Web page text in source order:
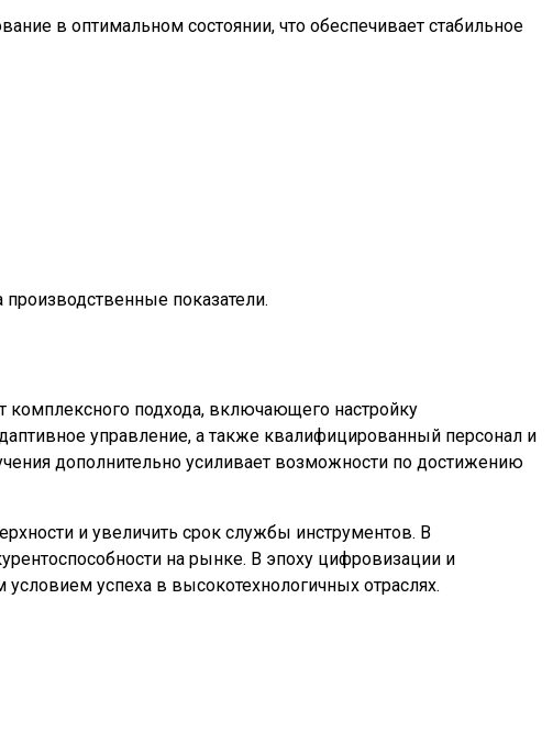
в оптимальном состоянии, что обеспечивает стабильное
показатели.
подхода, включающего настройку
управление, а также квалифицированный персонал и
дополнительно усиливает возможности по достижению
и увеличить срок службы инструментов. В
на рынке. В эпоху цифровизации и
успеха в высокотехнологичных отраслях.